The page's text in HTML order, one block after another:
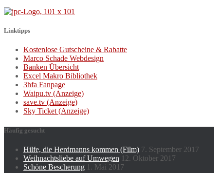
Linktipps
Kostenlose Gutscheine & Rabatte
Marco Schade Webdesign
Banken Übersicht
Excel Makro Bibliothek
3hfa Fanpage
Waipu.tv (Anzeige)
save.tv (Anzeige)
Sky Ticket (Anzeige)
Häufig gesucht
Hilfe, die Herdmanns kommen (Film) 7. September 2017
Weihnachtsliebe auf Umwegen 12. Oktober 2017
Schöne Bescherung 1. Mai 2017